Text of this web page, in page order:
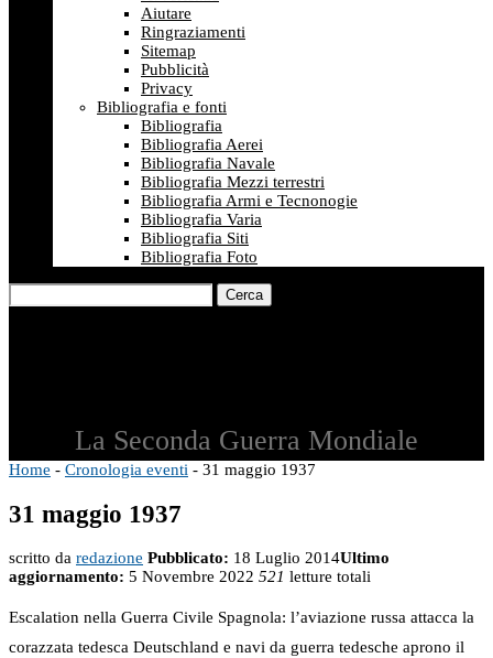
Aiutare
Ringraziamenti
Sitemap
Pubblicità
Privacy
Bibliografia e fonti
Bibliografia
Bibliografia Aerei
Bibliografia Navale
Bibliografia Mezzi terrestri
Bibliografia Armi e Tecnonogie
Bibliografia Varia
Bibliografia Siti
Bibliografia Foto
Cerca
La Seconda Guerra Mondiale
Home - Cronologia eventi - 31 maggio 1937
31 maggio 1937
scritto da redazione Pubblicato: 18 Luglio 2014Ultimo
aggiornamento: 5 Novembre 2022 521 letture totali
Escalation nella Guerra Civile Spagnola: l’aviazione russa attacca la
corazzata tedesca Deutschland e navi da guerra tedesche aprono il